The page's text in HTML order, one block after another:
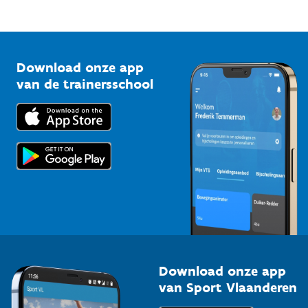
Bedrijven
Trainers en begeleiders
Topsporters
Vlaamse Trainersschool
Kennisplatform
Downloads
Voor de pers
Download onze app
van de trainersschool
Download onze app
van Sport Vlaanderen